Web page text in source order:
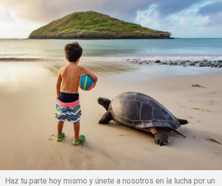
Haz tu parte hoy mismo y únete a nosotros en la lucha por un